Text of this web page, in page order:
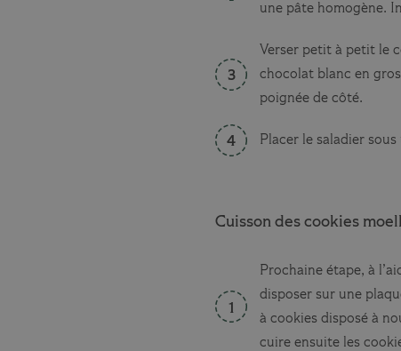
une pâte homogène.
Verser petit à petit le
chocolat blanc en
poignée de côté.
Placer le saladier
Cuisson des cookies
Prochaine étape, à
disposer sur une
à cookies disposé à
cuire ensuite les